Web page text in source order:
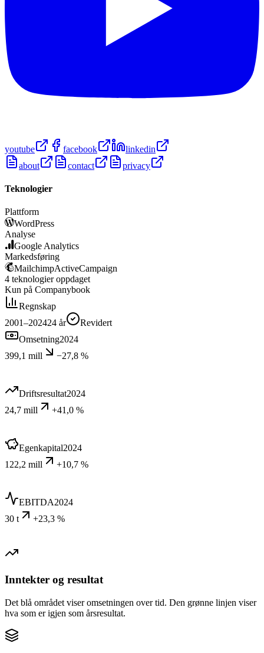
youtube facebook
linkedin
about
contact privacy
Teknologier
Plattform
WordPress
Analyse
Google Analytics
Markedsføring
MailchimpActiveCampaign
4 teknologier oppdaget
Kun på Companybook
Regnskap
2001–202424 år
Revidert
Omsetning2024
399,1 mill
−27,8 %
Driftsresultat2024
24,7 mill
+41,0 %
Egenkapital2024
122,2 mill
+10,7 %
EBITDA2024
30 t
+23,3 %
Inntekter og resultat
Det blå området viser omsetningen over tid. Den grønne linjen viser
hva som er igjen som årsresultat.